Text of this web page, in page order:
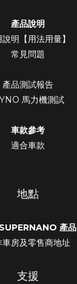
產品說明
明【用法用量】
常見問題
產品測試報告
馬力機測試
車款參考
適合車款
地點
產品
車房及零售商地址
支援